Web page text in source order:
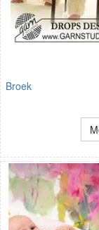
Broek